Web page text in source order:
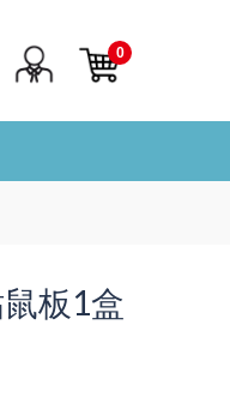
0
板1盒